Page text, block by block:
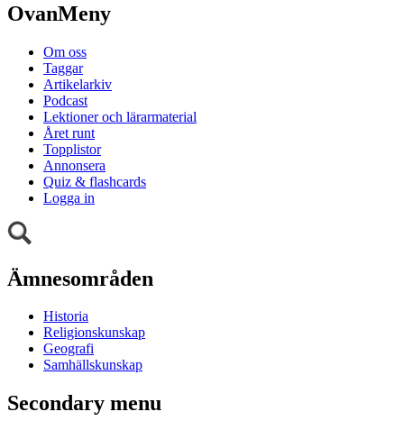
OvanMeny
Om oss
Taggar
Artikelarkiv
Podcast
Lektioner och lärarmaterial
Året runt
Topplistor
Annonsera
Quiz & flashcards
Logga in
Ämnesområden
Historia
Religionskunskap
Geografi
Samhällskunskap
Secondary menu